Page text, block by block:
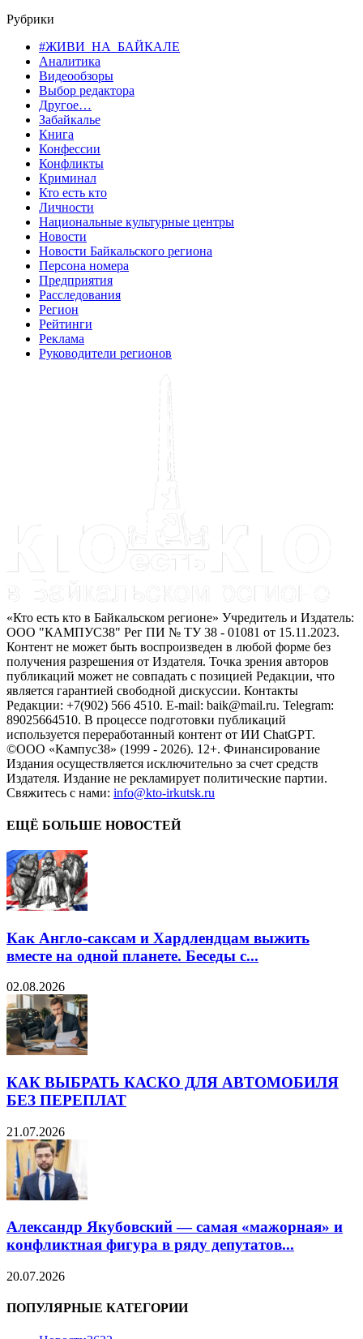
Рубрики
#ЖИВИ_НА_БАЙКАЛЕ
Аналитика
Видеообзоры
Выбор редактора
Другое…
Забайкалье
Книга
Конфессии
Конфликты
Криминал
Кто есть кто
Личности
Национальные культурные центры
Новости
Новости Байкальского региона
Персона номера
Предприятия
Расследования
Регион
Рейтинги
Реклама
Руководители регионов
«Кто есть кто в Байкальском регионе» Учредитель и Издатель:
ООО "КАМПУС38" Рег ПИ № ТУ 38 - 01081 от 15.11.2023.
Контент не может быть воспроизведен в любой форме без
получения разрешения от Издателя. Точка зрения авторов
публикаций может не совпадать с позицией Редакции, что
является гарантией свободной дискуссии. Контакты
Редакции: +7(902) 566 4510. E-mail: baik@mail.ru. Telegram:
89025664510. В процессе подготовки публикаций
используется переработанный контент от ИИ ChatGPT.
©ООО «Кампус38» (1999 - 2026). 12+. Финансирование
Издания осуществляется исключительно за счет средств
Издателя. Издание не рекламирует политические партии.
Свяжитесь с нами: info@kto-irkutsk.ru
ЕЩЁ БОЛЬШЕ НОВОСТЕЙ
Как Англо-саксам и Хардлендцам выжить
вместе на одной планете. Беседы с...
02.08.2026
КАК ВЫБРАТЬ КАСКО ДЛЯ АВТОМОБИЛЯ
БЕЗ ПЕРЕПЛАТ
21.07.2026
Александр Якубовский — самая «мажорная» и
конфликтная фигура в ряду депутатов...
20.07.2026
ПОПУЛЯРНЫЕ КАТЕГОРИИ